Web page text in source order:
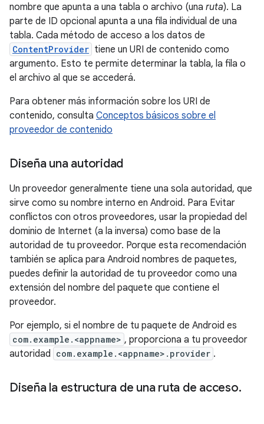
nombre que apunta a una tabla o archivo (una ruta). La
parte de ID opcional apunta a una fila individual de una
tabla. Cada método de acceso a los datos de
ContentProvider tiene un URI de contenido como
argumento. Esto te permite determinar la tabla, la fila o
el archivo al que se accederá.
Para obtener más información sobre los URI de
contenido, consulta Conceptos básicos sobre el
proveedor de contenido
Diseña una autoridad
Un proveedor generalmente tiene una sola autoridad, que
sirve como su nombre interno en Android. Para Evitar
conflictos con otros proveedores, usar la propiedad del
dominio de Internet (a la inversa) como base de la
autoridad de tu proveedor. Porque esta recomendación
también se aplica para Android nombres de paquetes,
puedes definir la autoridad de tu proveedor como una
extensión del nombre del paquete que contiene el
proveedor.
Por ejemplo, si el nombre de tu paquete de Android es
com.example.<appname> , proporciona a tu proveedor
autoridad com.example.<appname>.provider .
Diseña la estructura de una ruta de acceso.